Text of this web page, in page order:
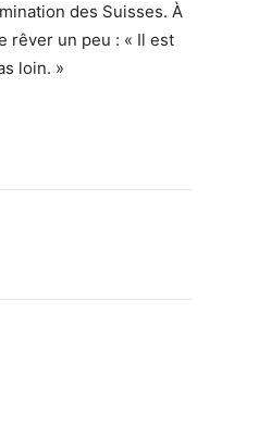
des Suisses. À
rêver un peu : « Il est
loin. »